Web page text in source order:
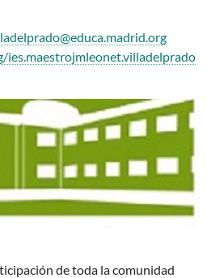
ies.maestrojmleonet.villadelprado
de toda la comunidad